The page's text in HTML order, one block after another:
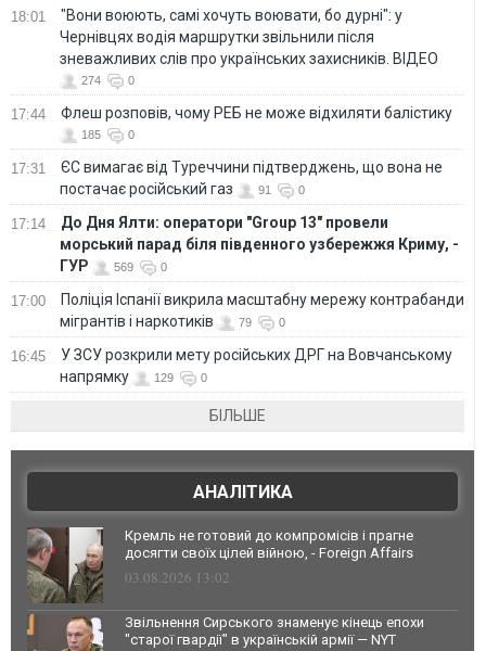
18:01
"Вони воюють, самі хочуть воювати, бо дурні": у
Чернівцях водія маршрутки звільнили після
зневажливих слів про українських захисників. ВІДЕО
274 0
17:44 Флеш розповів, чому РЕБ не може відхиляти балістику
185 0
17:31
ЄС вимагає від Туреччини підтверджень, що вона не
постачає російський газ
91 0
17:14
До Дня Ялти: оператори "Group 13" провели
морський парад біля південного узбережжя Криму, -
ГУР
569 0
17:00
Поліція Іспанії викрила масштабну мережу контрабанди
мігрантів і наркотиків
79 0
16:45
У ЗСУ розкрили мету російських ДРГ на Вовчанському
напрямку
129 0
БІЛЬШЕ
АНАЛІТИКА
Кремль не готовий до компромісів і прагне
досягти своїх цілей війною, - Foreign Affairs
03.08.2026 13:02
Звільнення Сирського знаменує кінець епохи
"старої гвардії" в українській армії — NYT